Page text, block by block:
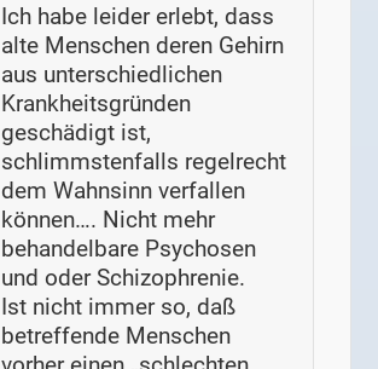
Ich habe leider erlebt, dass
alte Menschen deren Gehirn
aus unterschiedlichen
Krankheitsgründen
geschädigt ist,
schlimmstenfalls regelrecht
dem Wahnsinn verfallen
können…. Nicht mehr
behandelbare Psychosen
und oder Schizophrenie.
Ist nicht immer so, daß
betreffende Menschen